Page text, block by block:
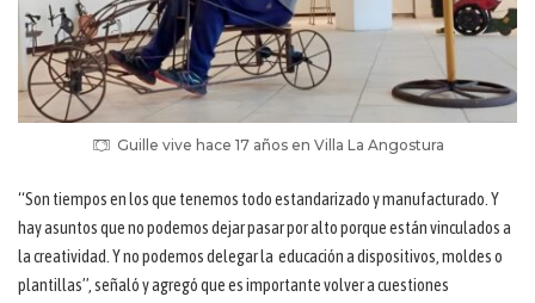
Guille vive hace 17 años en Villa La Angostura
“Son tiempos en los que tenemos todo estandarizado y manufacturado. Y
hay asuntos que no podemos dejar pasar por alto porque están vinculados a
la creatividad. Y no podemos delegar la educación a dispositivos, moldes o
plantillas”, señaló y agregó que es importante volver a cuestiones